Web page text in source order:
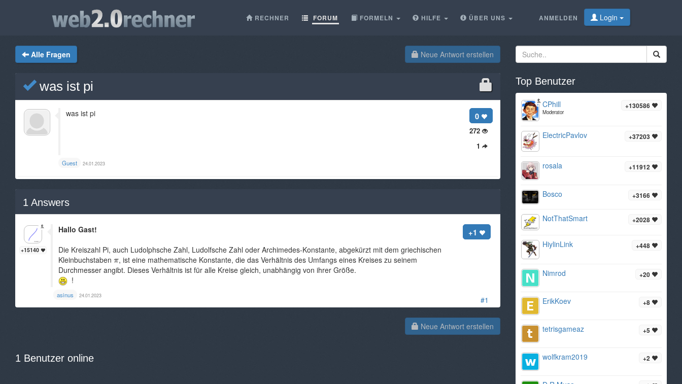
ANMELDEN Login
RECHNER FORUM FORMELN HILFE ÜBER UNS
Neue Antwort erstellen
Alle Fragen
was ist pi
0
272
1
was ist pi
Guest 24.01.2023
1 Answers
#1
+15140
+1
Hallo Gast!
Die Kreiszahl Pi, auch Ludolphsche Zahl, Ludolfsche Zahl oder Archimedes-Konstante, abgekürzt mit dem griechischen
Kleinbuchstaben
, ist eine mathematische Konstante, die das Verhältnis des Umfangs eines Kreises zu seinem
Durchmesser angibt. Dieses Verhältnis ist für alle Kreise gleich, unabhängig von ihrer Größe.
!
asinus 24.01.2023
Neue Antwort erstellen
1 Benutzer online
Top Benutzer
+130586
CPhill
Moderator
+37203
ElectricPavlov
+11912
rosala
+3166
Bosco
+2028
NotThatSmart
+448
HiylinLink
+20
Nimrod
+8
ErikKoev
+5
tetrisgameaz
+2
wolfkram2019